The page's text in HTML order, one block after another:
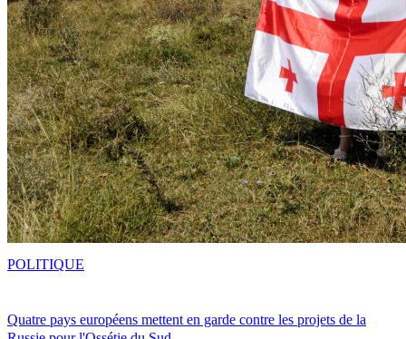
Quatre pays européens mettent en garde contre les projets de la
POLITIQUE